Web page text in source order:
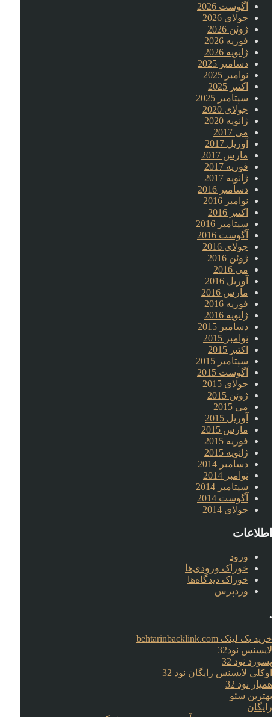
آگوست 2026
جولای 2026
ژوئن 2026
فوریه 2026
ژانویه 2026
دسامبر 2025
نوامبر 2025
اکتبر 2025
سپتامبر 2025
جولای 2020
ژانویه 2020
می 2017
آوریل 2017
مارس 2017
فوریه 2017
ژانویه 2017
دسامبر 2016
نوامبر 2016
اکتبر 2016
سپتامبر 2016
آگوست 2016
جولای 2016
ژوئن 2016
می 2016
آوریل 2016
مارس 2016
فوریه 2016
ژانویه 2016
دسامبر 2015
نوامبر 2015
اکتبر 2015
سپتامبر 2015
آگوست 2015
جولای 2015
ژوئن 2015
می 2015
آوریل 2015
مارس 2015
فوریه 2015
ژانویه 2015
دسامبر 2014
نوامبر 2014
سپتامبر 2014
آگوست 2014
جولای 2014
اطلاعات
ورود
خوراک ورودی‌ها
خوراک دیدگاه‌ها
وردپرس
.
خرید بک لینک behtarinbacklink.com
لایسنس نود32
پسورد نود 32
اوکلی لایسنس رایگان نود 32
همیار نود 32
بهترین سئو
رایگان